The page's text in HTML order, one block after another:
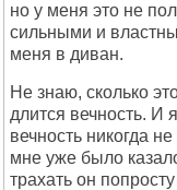
но у меня это не
сильными и
меня в диван.
Не знаю, сколько
длится вечность. И
вечность никогда
мне уже было
трахать он